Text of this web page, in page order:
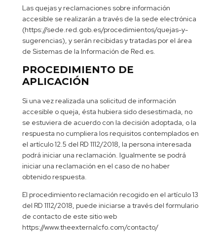
Las quejas y reclamaciones sobre información
accesible se realizarán a través de la sede electrónica
(https://sede.red.gob.es/procedimientos/quejas-y-
sugerencias), y serán recibidas y tratadas por el área
de Sistemas de la Información de Red.es.
PROCEDIMIENTO DE
APLICACIÓN
Si una vez realizada una solicitud de información
accesible o queja, ésta hubiera sido desestimada, no
se estuviera de acuerdo con la decisión adoptada, o la
respuesta no cumpliera los requisitos contemplados en
el artículo 12.5 del RD 1112/2018, la persona interesada
podrá iniciar una reclamación. Igualmente se podrá
iniciar una reclamación en el caso de no haber
obtenido respuesta.
El procedimiento reclamación recogido en el artículo 13
del RD 1112/2018, puede iniciarse a través del formulario
de contacto de este sitio web
https://www.theexternalcfo.com/contacto/